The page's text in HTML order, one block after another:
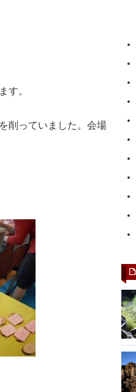
す。
削っていました。会場